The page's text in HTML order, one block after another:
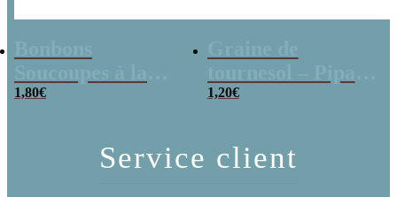
poudre (x20)
1,80€
x 3
1,20€
Service client